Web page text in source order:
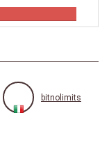
bitnolimits